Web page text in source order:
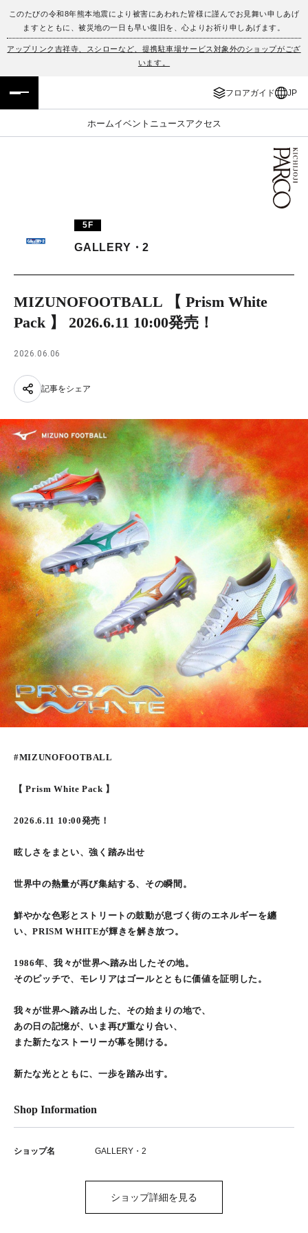
このたびの令和8年熊本地震により被害にあわれた皆様に謹んでお見舞い申しあげ
ますとともに、被災地の一日も早い復旧を、心よりお祈り申しあげます。
アップリンク吉祥寺、スシローなど、提携駐車場サービス対象外のショップがござ
います。
フロアガイド JP
ホームイベント ニュース アクセス
フロアガイド
イベント・ポップアップ
ニュース
PARCOメンバーズ
ENGLISH
簡体字
한국어
5F
GALLERY・2
MIZUNOFOOTBALL 【 Prism White
Pack 】 2026.6.11 10:00発売！
2026.06.06
記事をシェア
#MIZUNOFOOTBALL
【 Prism White Pack 】
2026.6.11 10:00発売！
眩しさをまとい、強く踏み出せ
世界中の熱量が再び集結する、その瞬間。
鮮やかな色彩とストリートの鼓動が息づく街のエネルギーを纏
い、PRISM WHITEが輝きを解き放つ。
1986年、我々が世界へ踏み出したその地。
そのピッチで、モレリアはゴールとともに価値を証明した。
我々が世界へ踏み出した、その始まりの地で、
あの日の記憶が、いま再び重なり合い、
また新たなストーリーが幕を開ける。
新たな光とともに、一歩を踏み出す。
Shop Information
ショップ名 GALLERY・2
ショップ詳細を見る